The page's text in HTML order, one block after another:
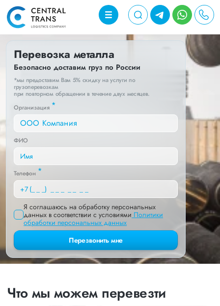
Перевозка металла
Безопасно доставим груз по России
*мы предоставим Вам 5% скидку на услуги по
грузоперевозкам
при повторном обращении в течение двух месяцев.
Организация *
ФИО
Телефон *
Я соглашаюсь на обработку персональных
данных в соответствии с условиями Политики
обработки персональных данных
Перезвонить мне
Что мы можем перевезти